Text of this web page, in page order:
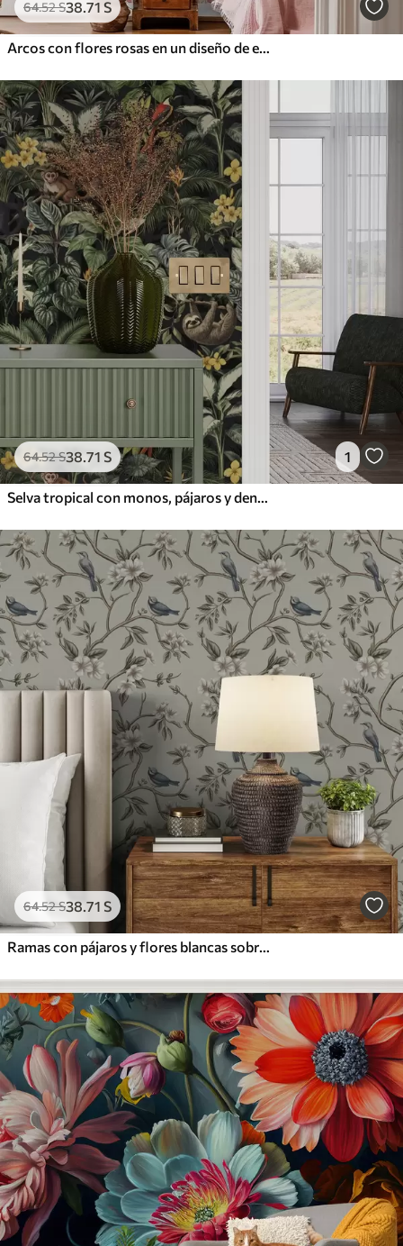
64.52S38.71 S
Arcos con flores rosas en un diseño de estilo folclórico
64.52S38.71 S 1
Selva tropical con monos, pájaros y denso follaje
64.52S38.71 S
Ramas con pájaros y flores blancas sobre un fondo delicado